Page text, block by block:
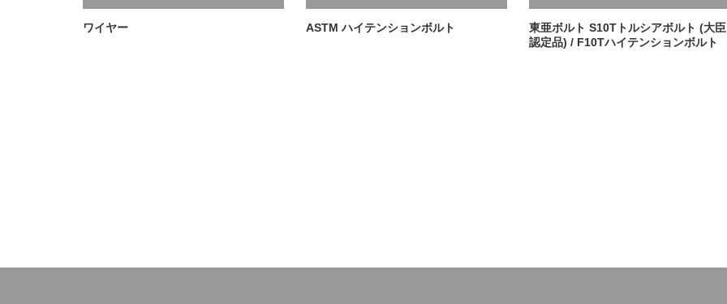
ワイヤー ASTM ハイテンションボルト
東亜ボルト S10Tトルシアボルト (大臣
認定品) / F10Tハイテンションボルト